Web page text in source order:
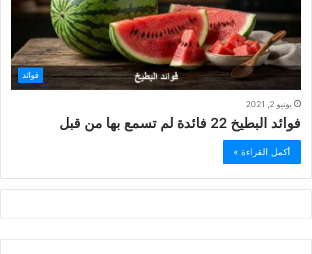
فوائد
يونيو 2, 2021
فوائد البطيخ 22 فائدة لم تسمع بها من قبل
أكمل القراءة »